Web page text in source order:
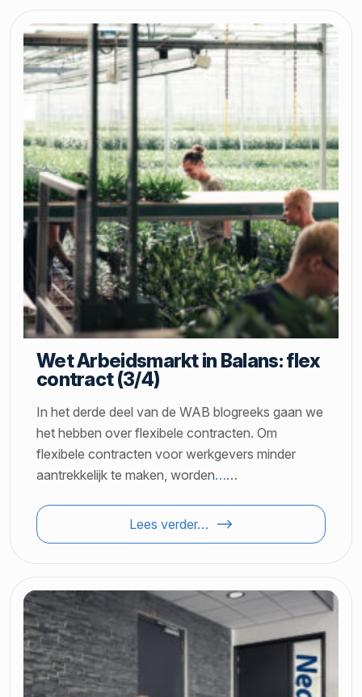
Wet Arbeidsmarkt in Balans: flex
contract (3/4)
In het derde deel van de WAB blogreeks gaan we
het hebben over flexibele contracten. Om
flexibele contracten voor werkgevers minder
aantrekkelijk te maken, worden……
Lees verder…